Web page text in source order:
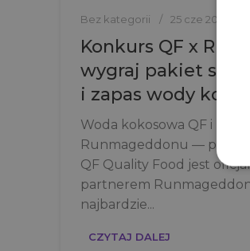
Bez kategorii 25 cze 2026
Konkurs QF x
wygraj pakiet
i zapas wody
Woda kokosowa QF i błoto
Runmageddonu —
QF Quality Food jest
partnerem
najbardzie...
CZYTAJ DALEJ